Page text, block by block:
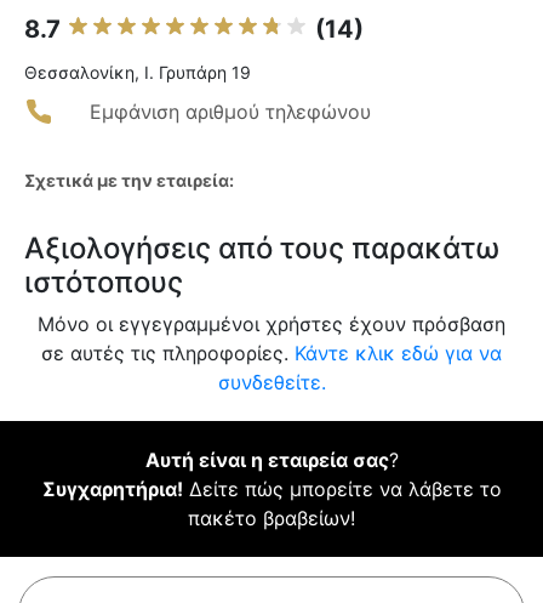
8.7 (14)
Θεσσαλονίκη, Ι. Γρυπάρη 19
Εμφάνιση αριθμού τηλεφώνου
Σχετικά με την εταιρεία:
Αξιολογήσεις από τους παρακάτω
ιστότοπους
Μόνο οι εγγεγραμμένοι χρήστες έχουν πρόσβαση
σε αυτές τις πληροφορίες. Κάντε κλικ εδώ για να
συνδεθείτε.
Αυτή είναι η εταιρεία σας?
Συγχαρητήρια! Δείτε πώς μπορείτε να λάβετε το
πακέτο βραβείων!